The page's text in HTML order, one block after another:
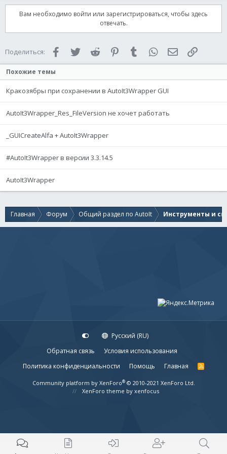
Вам необходимо войти или зарегистрироваться, чтобы здесь
отвечать.
Поделиться: FacebookTwitter Reddit PinterestTumblr WhatsAppЭлектронная
Похожие темы
Кракозябры при сохранении в AutoIt3Wrapper GUI
AutoIt3Wrapper_Res_FileVersion не хочет работать
_GUICreateAlfa + AutoIt3Wrapper
#AutoIt3Wrapper в версии 3.3.14.5
AutoIt3Wrapper
Главная Форум Общий раздел по AutoIt Инструменты и
Русский (RU)
Обратная связь
Условия использования
Политика конфиденциальности
Помощь Главная
R
S
Community platform by XenForo® © 2010-2021 XenForo Ltd.
XenForo theme by xenfocus